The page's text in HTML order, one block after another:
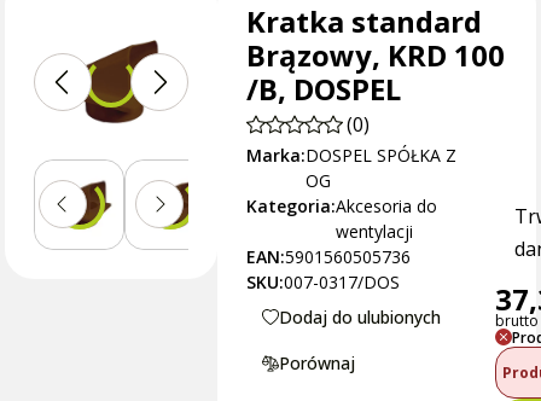
Kratka standard
Brązowy, KRD 100
/B, DOSPEL
(0)
Marka:DOSPEL SPÓŁKA Z
OG
Kategoria:Akcesoria do
wentylacji
EAN:5901560505736
SKU:007-0317/DOS
Dodaj do ulubionych
Porównaj
brutto